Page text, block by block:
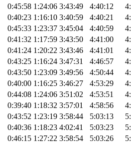
0:45:58 1:24:06 3:43:49 4:40:12
0:40:23 1:16:10 3:40:59 4:40:21
0:45:33 1:23:37 3:45:04 4:40:59
0:41:32 1:17:59 3:43:50 4:41:00
0:41:24 1:20:22 3:43:46 4:41:01
0:43:25 1:16:24 3:47:31 4:46:57
0:43:50 1:23:09 3:49:56 4:50:44
0:40:00 1:16:25 3:46:27 4:53:29
0:44:08 1:24:06 3:51:02 4:53:51
0:39:40 1:18:32 3:57:01 4:58:56
0:43:52 1:23:19 3:58:44 5:03:13
0:40:36 1:18:23 4:02:41 5:03:23
0:46:15 1:27:22 3:58:54 5:03:26